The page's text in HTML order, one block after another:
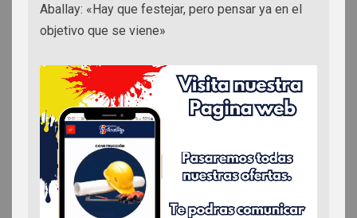
Aballay: «Hay que festejar, pero pensar ya en el
objetivo que se viene»